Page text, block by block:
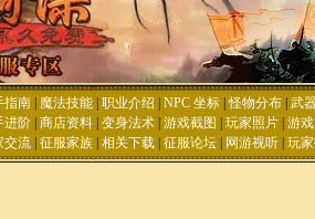
指南| 魔法技能| 职业介绍 NPC 坐标|怪物分布| 武
进阶| 商店资料| 变身法术| 游戏截图 玩家照片| 游
交流| 征服家族| 相关下载| 征服论坛| 网游视听| 玩